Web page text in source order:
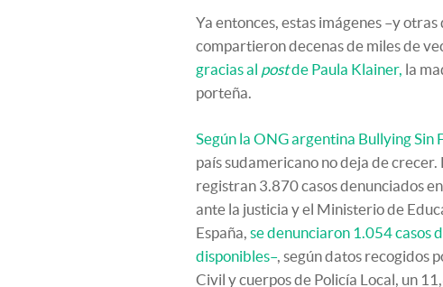
Ya entonces, estas imágenes –y
compartieron decenas de miles de
gracias al postde Paula Klainer, la
porteña.
Según la ONG argentina Bullying Sin
país sudamericano no deja de
registran 3.870 casos denunciados
ante la justicia y el Ministerio de
España, se denunciaron 1.054 casos
disponibles–, según datos recogidos
Civil y cuerpos de Policía Local, un